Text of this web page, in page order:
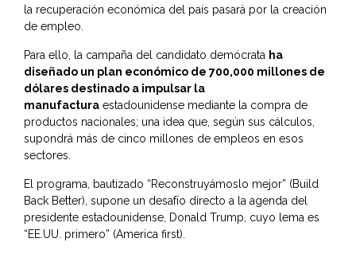
la recuperación económica del país pasará por la creación
de empleo.
Para ello, la campaña del candidato demócrata ha
diseñado un plan económico de 700,000 millones de
dólares destinado a impulsar la
manufactura estadounidense mediante la compra de
productos nacionales; una idea que, según sus cálculos,
supondrá más de cinco millones de empleos en esos
sectores.
El programa, bautizado “Reconstruyámoslo mejor” (Build
Back Better), supone un desafío directo a la agenda del
presidente estadounidense, Donald Trump, cuyo lema es
“EE.UU. primero” (America first).